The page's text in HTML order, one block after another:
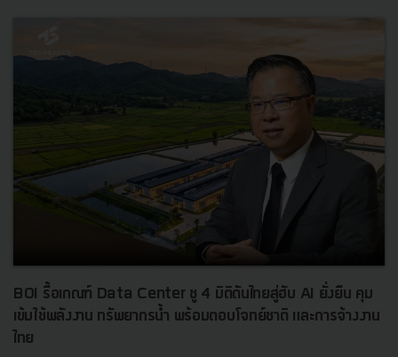
BOI รื้อเกณฑ์ Data Center ชู 4 มิติดันไทยสู่ฮับ AI ยั่งยืน คุม
เข้มใช้พลังงาน ทรัพยากรน้ำ พร้อมตอบโจทย์ชาติ และการจ้างงาน
ไทย